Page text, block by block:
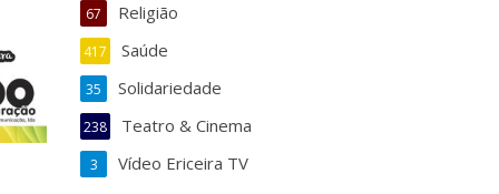
Religião
67
Saúde
417
Solidariedade
35
Teatro & Cinema
238
Vídeo Ericeira TV
3